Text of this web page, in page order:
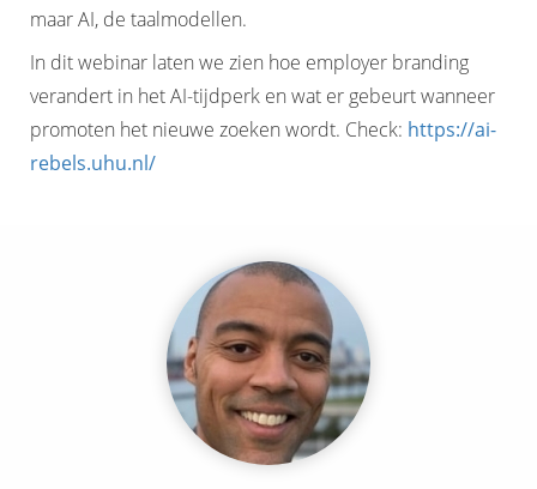
maar AI, de taalmodellen.
In dit webinar laten we zien hoe employer branding
verandert in het AI-tijdperk en wat er gebeurt wanneer
promoten het nieuwe zoeken wordt. Check: https://ai-
rebels.uhu.nl/